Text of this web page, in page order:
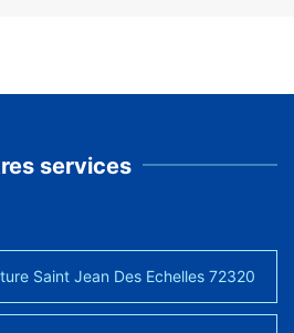
services
Saint Jean Des Echelles 72320